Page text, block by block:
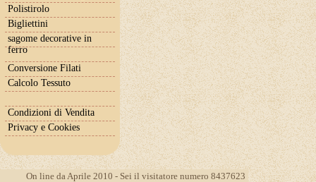
Polistirolo
Bigliettini
sagome decorative in
ferro
Conversione Filati
Calcolo Tessuto
Condizioni di Vendita
Privacy e Cookies
On line da Aprile 2010 - Sei il visitatore numero 8437623